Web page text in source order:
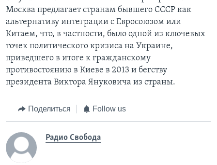
Москва предлагает странам бывшего СССР как
альтернативу интеграции с Евросоюзом или
Китаем, что, в частности, было одной из ключевых
точек политического кризиса на Украине,
приведшего в итоге к гражданскому
противостоянию в Киеве в 2013 и бегству
президента Виктора Януковича из страны.
Поделиться Follow us
Радио Свобода